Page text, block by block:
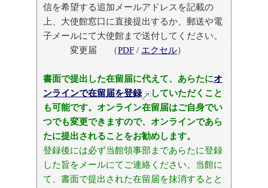
信を希望する追加メールアドレスを記載の
上、大使館窓口に直接提出するか、郵送や電
子メールにて大使館まで送付してください。
変更届 （PDF/ エクセル）
書面で提出した在留届に代えて、あらたにオ
ンラインで在留届を登録
していただくこと
も可能です。オンライン在留届はご自身でい
つでも変更できますので、オンラインであら
たに提出されることをお勧めします。
登録後には必ず当館領事部まであらたに登録
した旨をメールにてご連絡ください。当館に
て、書面で提出された在留届を抹消するとと